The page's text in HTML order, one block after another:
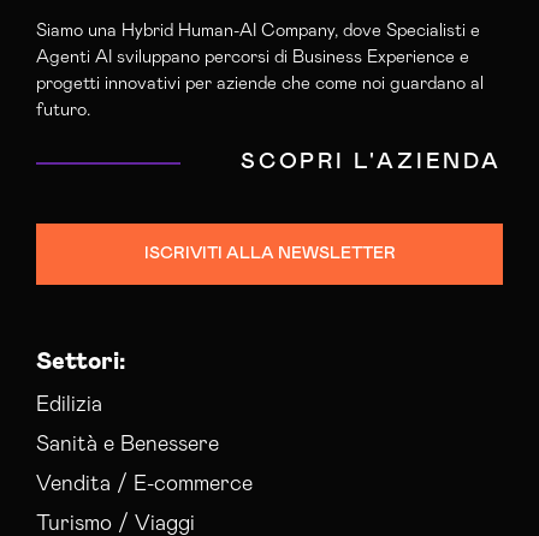
Siamo una Hybrid Human-AI Company, dove Specialisti e
Agenti AI sviluppano percorsi di Business Experience e
progetti innovativi per aziende che come noi guardano al
futuro.
SCOPRI L'AZIENDA
ISCRIVITI ALLA NEWSLETTER
Settori:
Edilizia
Sanità e Benessere
Vendita / E-commerce
Turismo / Viaggi